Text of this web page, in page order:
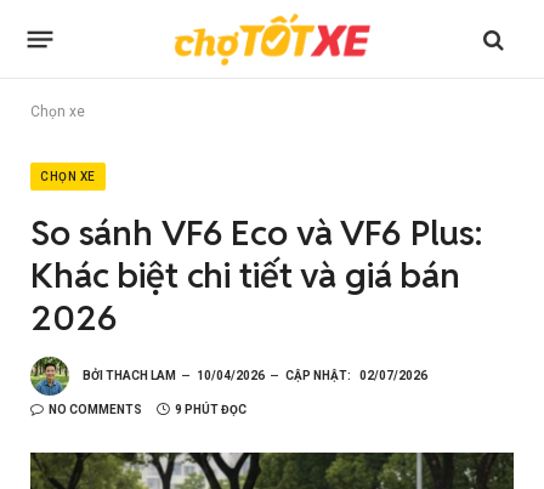
Chọn xe
CHỌN XE
So sánh VF6 Eco và VF6 Plus:
Khác biệt chi tiết và giá bán
2026
BỞI THACH LAM 10/04/2026 CẬP NHẬT: 02/07/2026
NO COMMENTS 9 PHÚT ĐỌC